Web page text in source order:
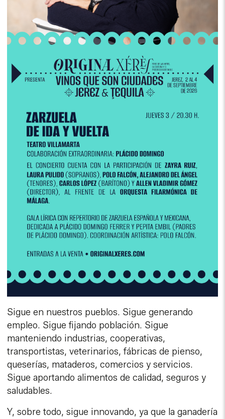
Sigue en nuestros pueblos. Sigue generando
empleo. Sigue fijando población. Sigue
manteniendo industrias, cooperativas,
transportistas, veterinarios, fábricas de pienso,
queserías, mataderos, comercios y servicios.
Sigue aportando alimentos de calidad, seguros y
saludables.
Y, sobre todo, sigue innovando, ya que la ganadería